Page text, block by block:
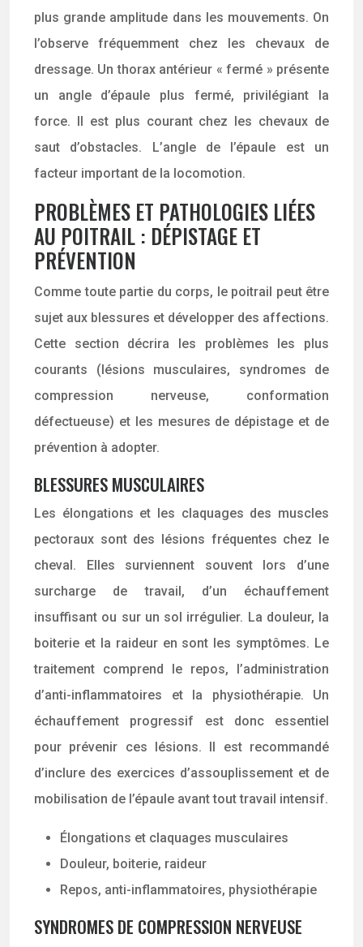
plus grande amplitude dans les mouvements. On
l’observe fréquemment chez les chevaux de
dressage. Un thorax antérieur « fermé » présente
un angle d’épaule plus fermé, privilégiant la
force. Il est plus courant chez les chevaux de
saut d’obstacles. L’angle de l’épaule est un
facteur important de la locomotion.
PROBLÈMES ET PATHOLOGIES LIÉES
AU POITRAIL : DÉPISTAGE ET
PRÉVENTION
Comme toute partie du corps, le poitrail peut être
sujet aux blessures et développer des affections.
Cette section décrira les problèmes les plus
courants (lésions musculaires, syndromes de
compression nerveuse, conformation
défectueuse) et les mesures de dépistage et de
prévention à adopter.
BLESSURES MUSCULAIRES
Les élongations et les claquages des muscles
pectoraux sont des lésions fréquentes chez le
cheval. Elles surviennent souvent lors d’une
surcharge de travail, d’un échauffement
insuffisant ou sur un sol irrégulier. La douleur, la
boiterie et la raideur en sont les symptômes. Le
traitement comprend le repos, l’administration
d’anti-inflammatoires et la physiothérapie. Un
échauffement progressif est donc essentiel
pour prévenir ces lésions. Il est recommandé
d’inclure des exercices d’assouplissement et de
mobilisation de l’épaule avant tout travail intensif.
Élongations et claquages musculaires
Douleur, boiterie, raideur
Repos, anti-inflammatoires, physiothérapie
SYNDROMES DE COMPRESSION NERVEUSE